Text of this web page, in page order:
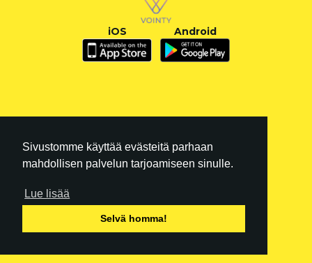
Sivustomme käyttää evästeitä parhaan
mahdollisen palvelun tarjoamiseen sinulle.
Lue lisää
Selvä homma!
iOS Android